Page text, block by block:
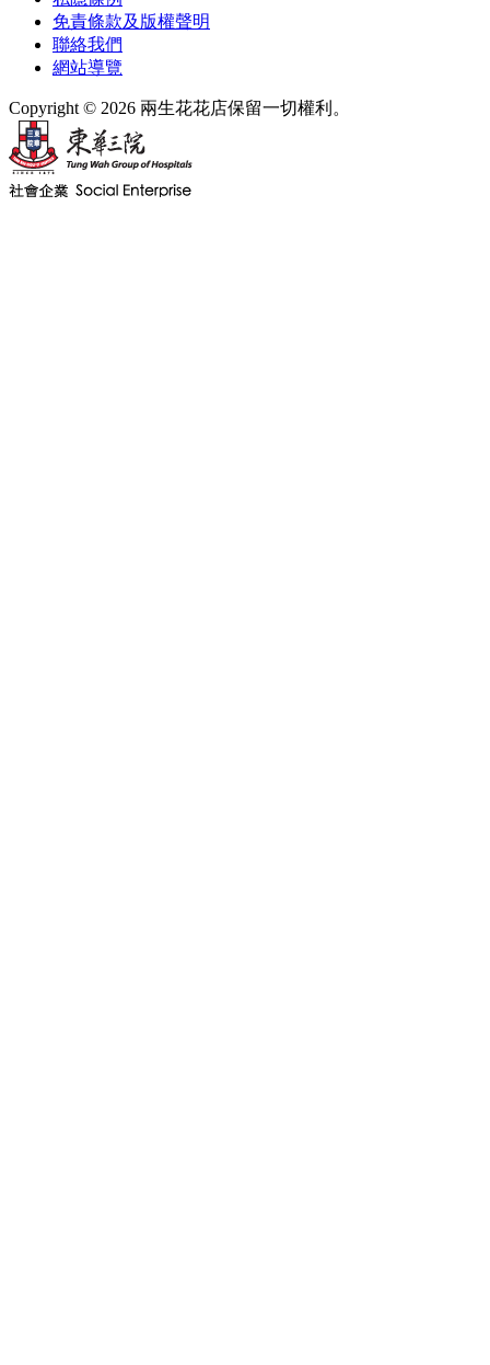
免責條款及版權聲明
聯絡我們
網站導覽
Copyright © 2026 兩生花花店保留一切權利。